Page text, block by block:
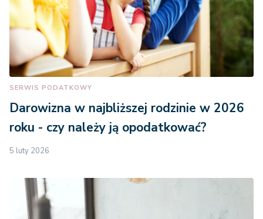
SERWIS PODATKOWY
Darowizna w najbliższej rodzinie w 2026
roku - czy należy ją opodatkować?
5 luty 2026